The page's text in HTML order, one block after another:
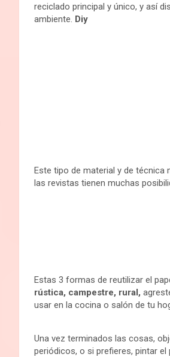
e
reciclado principal y único, y así
ambiente. Diy
Este tipo de material y de técnica
las revistas tienen muchas
Estas 3 formas de reutilizar el
rústica, campestre, rural,
usar en la cocina o salón de tu
Una vez terminados las cosas,
periódicos, o si prefieres, pintar